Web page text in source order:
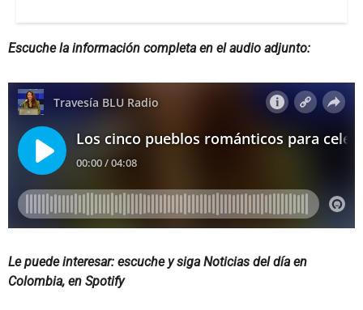
Escuche la información completa en el audio adjunto:
Le puede interesar: escuche y siga Noticias del día en
Colombia, en Spotify